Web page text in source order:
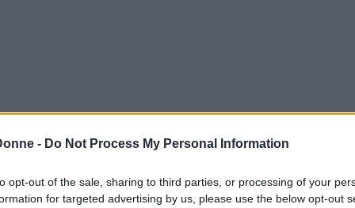
- Do Not Process My Personal Information
opt-out of the sale, sharing to third parties, or processing of your
for targeted advertising by us, please use the below opt-out
di essere la figlia del re.